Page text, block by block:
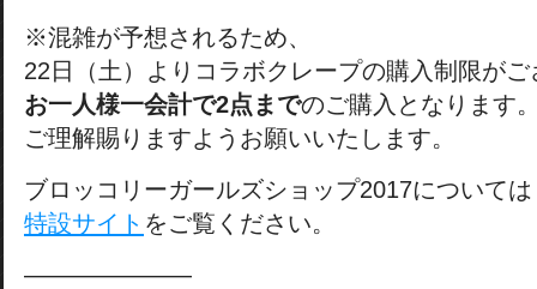
※混雑が予想されるため、
22日（土）よりコラボクレープの購入制限が
お一人様一会計で2点までのご購入となります
ご理解賜りますようお願いいたします。
ブロッコリーガールズショップ2017については
特設サイト をご覧ください。
———————